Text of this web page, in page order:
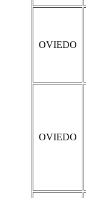
OVIEDO
OVIEDO